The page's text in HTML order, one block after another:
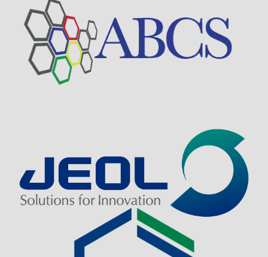
Visit Sponsor Page
Visit Sponsor Page